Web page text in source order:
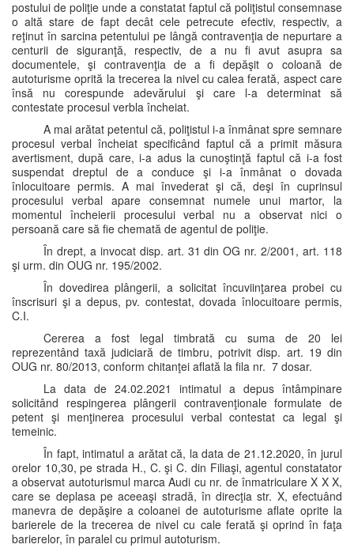
postului de poliţie unde a constatat faptul că poliţistul consemnase
o altă stare de fapt decât cele petrecute efectiv, respectiv, a
reţinut în sarcina petentului pe lângă contravenţia de nepurtare a
centurii de siguranţă, respectiv, de a nu fi avut asupra sa
documentele, şi contravenţia de a fi depăşit o coloană de
autoturisme oprită la trecerea la nivel cu calea ferată, aspect care
însă nu corespunde adevărului şi care l-a determinat să
contestate procesul verbla încheiat.
A mai arătat petentul că, poliţistul i-a înmânat spre semnare
procesul verbal încheiat specificând faptul că a primit măsura
avertisment, după care, i-a adus la cunoştinţă faptul că i-a fost
suspendat dreptul de a conduce şi i-a înmânat o dovada
înlocuitoare permis. A mai învederat şi că, deşi în cuprinsul
procesului verbal apare consemnat numele unui martor, la
momentul încheierii procesului verbal nu a observat nici o
persoană care să fie chemată de agentul de poliţie.
În drept, a invocat disp. art. 31 din OG nr. 2/2001, art. 118
şi urm. din OUG nr. 195/2002.
În dovedirea plângerii, a solicitat încuviinţarea probei cu
înscrisuri şi a depus, pv. contestat, dovada înlocuitoare permis,
C.I.
Cererea a fost legal timbrată cu suma de 20 lei
reprezentând taxă judiciară de timbru, potrivit disp. art. 19 din
OUG nr. 80/2013, conform chitanţei aflată la fila nr. 7 dosar.
La data de 24.02.2021 intimatul a depus întâmpinare
solicitând respingerea plângerii contravenţionale formulate de
petent şi menţinerea procesului verbal contestat ca legal şi
temeinic.
În fapt, intimatul a arătat că, la data de 21.12.2020, în jurul
orelor 10,30, pe strada H., C. şi C. din Filiaşi, agentul constatator
a observat autoturismul marca Audi cu nr. de înmatriculare X X X,
care se deplasa pe aceeaşi stradă, în direcţia str. X, efectuând
manevra de depăşire a coloanei de autoturisme aflate oprite la
barierele de la trecerea de nivel cu cale ferată şi oprind în faţa
barierelor, în paralel cu primul autoturism.